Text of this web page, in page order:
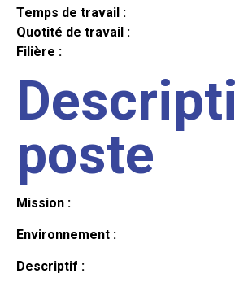
Temps de travail :
Quotité de travail :
Filière :
poste
Mission :
Environnement :
Descriptif :